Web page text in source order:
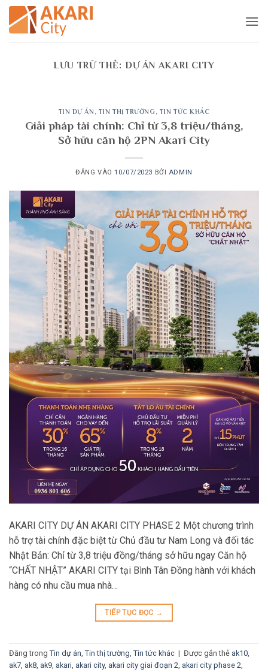
Bỏ
qua
nội
LƯU TRỮ THẺ: DỰ ÁN AKARI CITY
TIN DỰ ÁN , TIN THỊ TRƯỜNG, TIN TỨC KHÁC
Giải pháp tài chính: Chỉ từ 3,8 triệu/tháng,
Sở hữu căn hộ 2PN Akari City
ĐĂNG VÀO10/07/2023 BỞI ADMIN
AKARI CITY DỰ ÁN AKARI CITY PHASE 2 Một chương trình
hỗ trợ tài chính đặc biệt từ Chủ đầu tư Nam Long và đối tác
Nhật Bản: Chỉ từ 3,8 triệu đồng/tháng sở hữu ngay Căn hộ
“CHẤT NHẬT” AKARI CITY tại Bình Tân Đồng hành với khách
hàng có nhu cầu mua nhà…
TIẾP TỤC ĐỌC →
Đăng trong Tin dự án, Tin thị trường, Tin tức khác | Được gắn thẻ ak10,
ak7, ak8, ak9, akari, akari city, akari city giai đoạn 2, akari city phase 2,